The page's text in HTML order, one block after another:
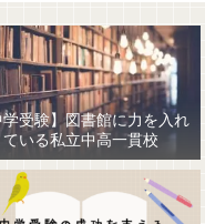
学受験】図書館に力を入れ
ている私立中高一貫校